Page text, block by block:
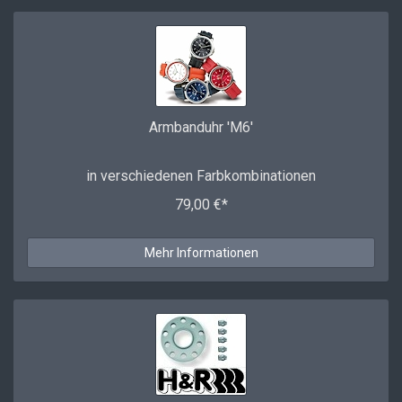
Armbanduhr 'M6'
in verschiedenen Farbkombinationen
79,00 €*
Mehr Informationen